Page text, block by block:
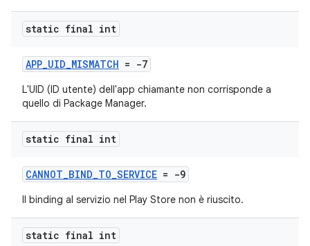
static final int
APP_UID_MISMATCH = -7
L'UID (ID utente) dell'app chiamante non corrisponde a
quello di Package Manager.
static final int
CANNOT_BIND_TO_SERVICE = -9
Il binding al servizio nel Play Store non è riuscito.
static final int